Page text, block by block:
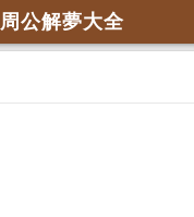
周公解夢大全